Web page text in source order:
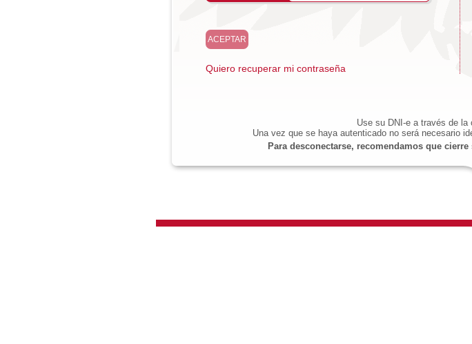
Quiero recuperar mi contraseña
Use su DNI-e a través de la
Una vez que se haya autenticado no será necesario
Para desconectarse, recomendamos que